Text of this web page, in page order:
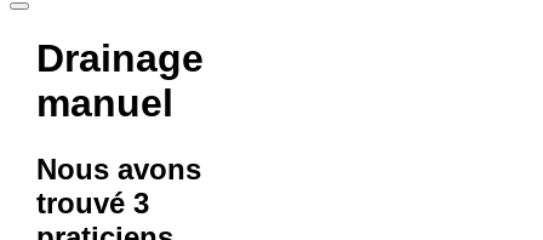
Drainage
manuel
Nous avons
trouvé 3